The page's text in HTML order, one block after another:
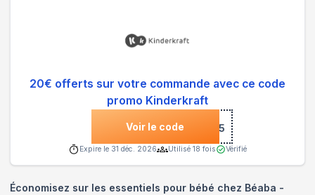
20€ offerts sur votre commande avec ce code
promo Kinderkraft
Voir le code***IPHYSIO5
Expire le 31 déc. 2026 Utilisé 18 fois Vérifié
Économisez sur les essentiels pour bébé chez Béaba -